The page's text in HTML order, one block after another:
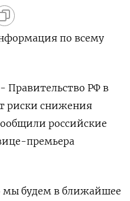
по всему
Правительство РФ в
риски снижения
российские
премьера
мы будем в ближайшее